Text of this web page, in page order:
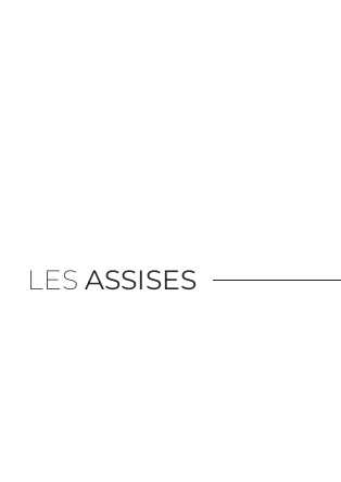
LES ASSISES